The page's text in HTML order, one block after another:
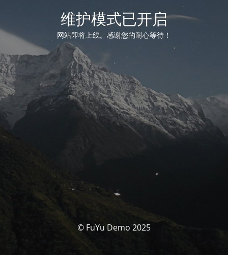
维护模式已开启
网站即将上线。感谢您的耐心等待！
© FuYu Demo 2025